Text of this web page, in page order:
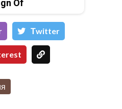
Of
Тwitter